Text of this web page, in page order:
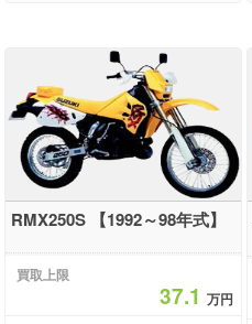
RMX250S 【1992～98年式】
買取上限
37.1万円